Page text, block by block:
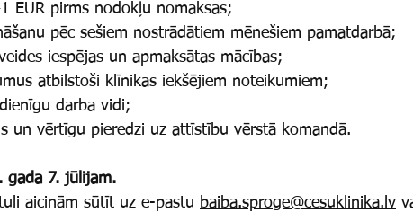
EUR pirms nodokļu nomaksas;
pēc sešiem nostrādātiem mēnešiem pamatdarbā;
iespējas un apmaksātas mācības;
atbilstoši klīnikas iekšējiem noteikumiem;
darba vidi;
un vērtīgu pieredzi uz attīstību vērstā komandā.
gada 7. jūlijam.
aicinām sūtīt uz e-pastu baiba.sproge@cesuklinika.lv